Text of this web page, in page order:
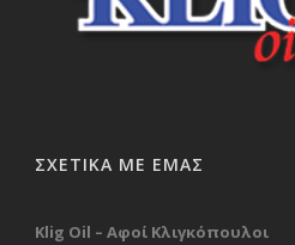
ΣΧΕΤΙΚΑ ΜΕ ΕΜΑΣ
Klig Oil – Αφοί Κλιγκόπουλοι